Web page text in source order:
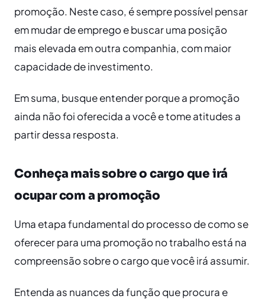
promoção. Neste caso, é sempre possível pensar
em mudar de emprego e buscar uma posição
mais elevada em outra companhia, com maior
capacidade de investimento.
Em suma, busque entender porque a promoção
ainda não foi oferecida a você e tome atitudes a
partir dessa resposta.
Conheça mais sobre o cargo que irá
ocupar com a promoção
Uma etapa fundamental do processo de como se
oferecer para uma promoção no trabalho está na
compreensão sobre o cargo que você irá assumir.
Entenda as nuances da função que procura e